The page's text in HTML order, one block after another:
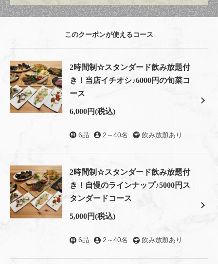
このクーポンが使えるコース
2時間制☆スタンダード飲み放題付
き！当店イチオシ♪6000円の旬菜コ
ース
6,000円(税込)
6品 2～40名 飲み放題あり
2時間制☆スタンダード飲み放題付
き！自慢のラインナップ♪5000円ス
タンダードコース
5,000円(税込)
6品 2～40名 飲み放題あり